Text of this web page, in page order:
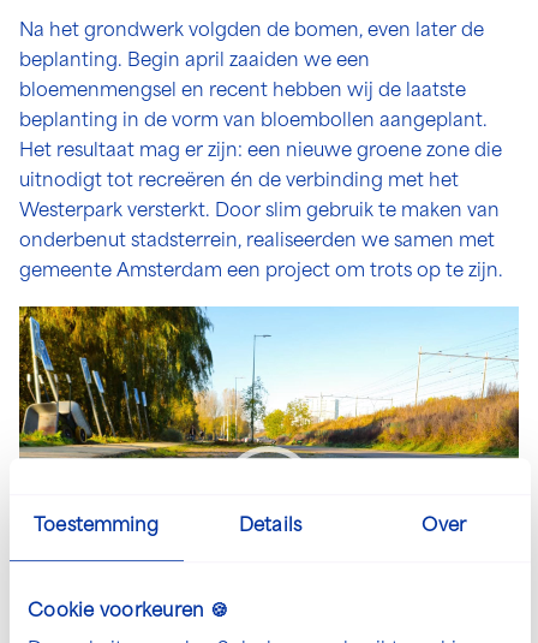
Toestemming Details Over
Cookie voorkeuren 🍪
Na het grondwerk volgden de bomen, even later de
beplanting. Begin april zaaiden we een
bloemenmengsel en recent hebben wij de laatste
beplanting in de vorm van bloembollen aangeplant.
Het resultaat mag er zijn: een nieuwe groene zone die
uitnodigt tot recreëren én de verbinding met het
Westerpark versterkt. Door slim gebruik te maken van
onderbenut stadsterrein, realiseerden we samen met
gemeente Amsterdam een project om trots op te zijn.
Videospeler